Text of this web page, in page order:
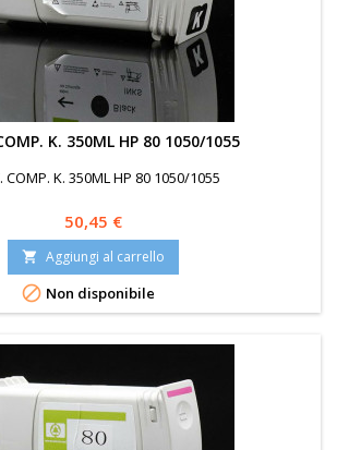
K. 350ML HP 80 1050/1055
COMP. K. 350ML HP 80 1050/1055
Prezzo
50,45 €
 Aggiungi al carrello
 Non disponibile